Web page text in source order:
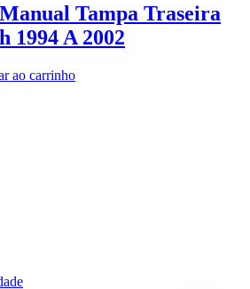
Tampa Traseira
1994 A 2002
ao carrinho